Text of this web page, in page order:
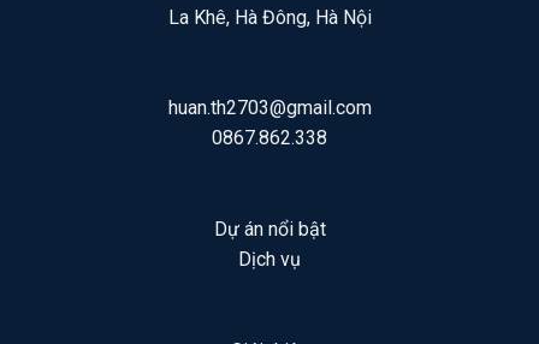
La Khê, Hà Đông, Hà Nội
huan.th2703@gmail.com
0867.862.338
Dự án nổi bật
Dịch vụ